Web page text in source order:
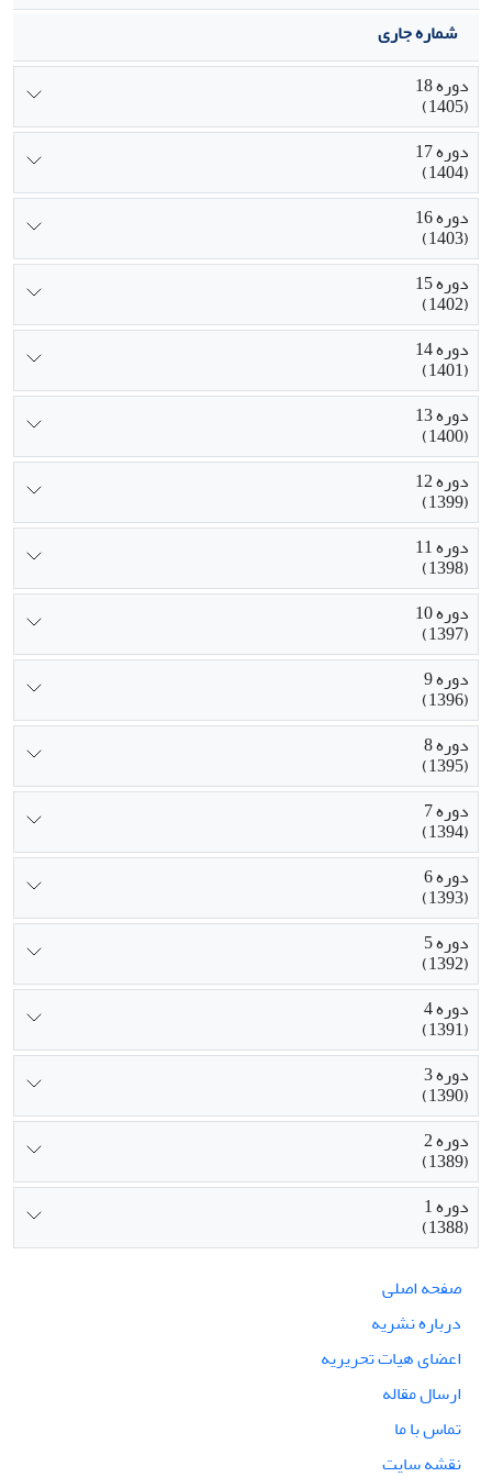
شماره جاری
دوره 18
(1405)
دوره 17
(1404)
دوره 16
(1403)
دوره 15
(1402)
دوره 14
(1401)
دوره 13
(1400)
دوره 12
(1399)
دوره 11
(1398)
دوره 10
(1397)
دوره 9
(1396)
دوره 8
(1395)
دوره 7
(1394)
دوره 6
(1393)
دوره 5
(1392)
دوره 4
(1391)
دوره 3
(1390)
دوره 2
(1389)
دوره 1
(1388)
صفحه اصلی
درباره نشریه
اعضای هیات تحریریه
ارسال مقاله
تماس با ما
نقشه سایت